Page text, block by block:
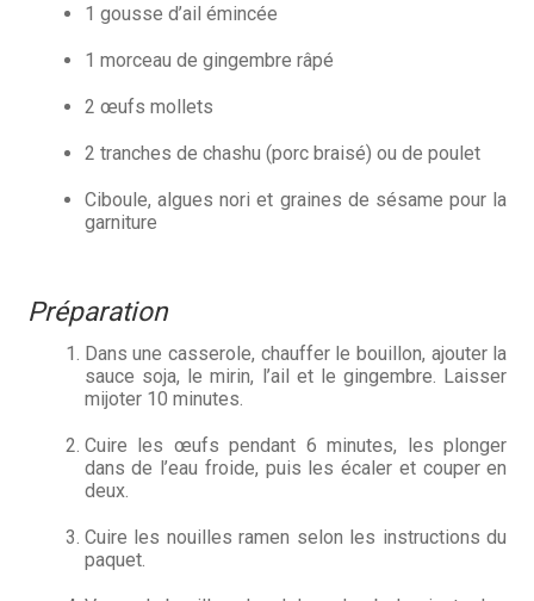
1 gousse d’ail émincée
1 morceau de gingembre râpé
2 œufs mollets
2 tranches de chashu (porc braisé) ou de poulet
Ciboule, algues nori et graines de sésame pour la
garniture
Préparation
Dans une casserole, chauffer le bouillon, ajouter la
sauce soja, le mirin, l’ail et le gingembre. Laisser
mijoter 10 minutes.
Cuire les œufs pendant 6 minutes, les plonger
dans de l’eau froide, puis les écaler et couper en
deux.
Cuire les nouilles ramen selon les instructions du
paquet.